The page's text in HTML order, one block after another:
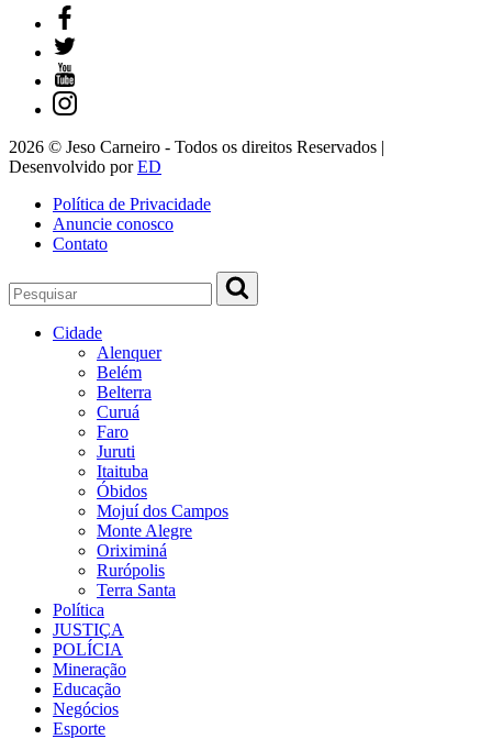
2026 © Jeso Carneiro - Todos os direitos Reservados |
Desenvolvido porED
Política de Privacidade
Anuncie conosco
Contato
Cidade
Alenquer
Belém
Belterra
Curuá
Faro
Juruti
Itaituba
Óbidos
Mojuí dos Campos
Monte Alegre
Oriximiná
Rurópolis
Terra Santa
Política
JUSTIÇA
POLÍCIA
Mineração
Educação
Negócios
Esporte